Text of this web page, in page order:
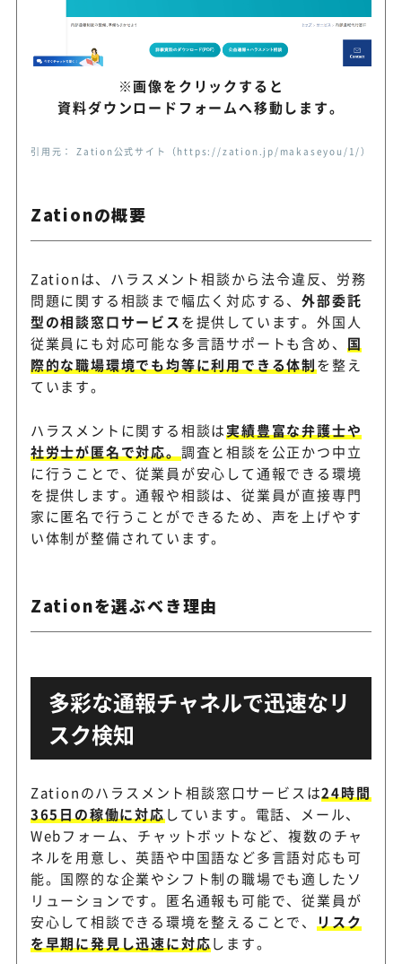
※画像をクリックすると
資料ダウンロードフォームへ移動します。
引用元： Zation公式サイト（https://zation.jp/makaseyou/1/）
Zationの概要
Zationは、ハラスメント相談から法令違反、労務
問題に関する相談まで幅広く対応する、外部委託
型の相談窓口サービス を提供しています。外国人
従業員にも対応可能な多言語サポートも含め、 国
際的な職場環境でも均等に利用できる体制を整え
ています。
ハラスメントに関する相談は実績豊富な弁護士や
社労士が匿名で対応。 調査と相談を公正かつ中立
に行うことで、従業員が安心して通報できる環境
を提供します。通報や相談は、従業員が直接専門
家に匿名で行うことができるため、声を上げやす
い体制が整備されています。
Zationを選ぶべき理由
多彩な通報チャネルで迅速なリ
スク検知
Zationのハラスメント相談窓口サービスは24時間
365日の稼働に対応 しています。電話、メール、
Webフォーム、チャットボットなど、複数のチャ
ネルを用意し、英語や中国語など多言語対応も可
能。国際的な企業やシフト制の職場でも適したソ
リューションです。匿名通報も可能で、従業員が
安心して相談できる環境を整えることで、
リスク
を早期に発見し迅速に対応します。